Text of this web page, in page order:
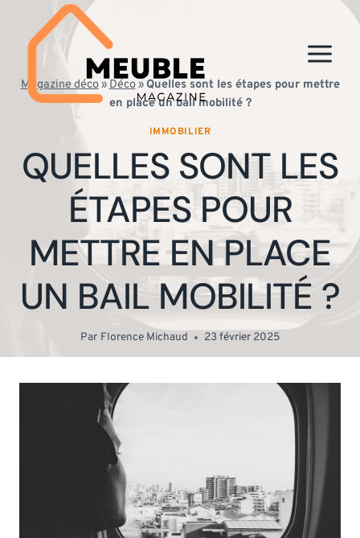
contenu
Magazine déco»Déco» Quelles sont les étapes pour mettre
en place un bail mobilité ?
IMMOBILIER
QUELLES SONT LES
ÉTAPES POUR
METTRE EN PLACE
UN BAIL MOBILITÉ ?
Par Florence Michaud 23 février 2025